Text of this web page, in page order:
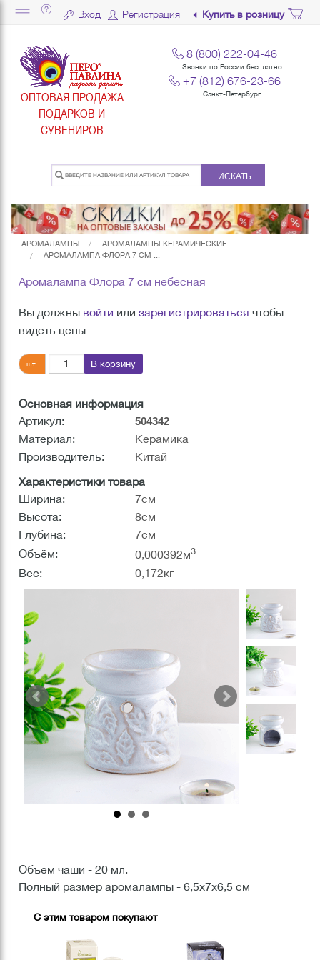
Вход Регистрация Купить в розницу
ОПТОВАЯ ПРОДАЖА
ПОДАРКОВ И
СУВЕНИРОВ
8 (800) 222-04-46
Звонки по России бесплатно
+7 (812) 676-23-66
Санкт-Петербург
ИСКАТЬ
АРОМАЛАМПЫ
АРОМАЛАМПЫ КЕРАМИЧЕСКИЕ
АРОМАЛАМПА ФЛОРА 7 СМ ...
Аромалампа Флора 7 см небесная
Вы должны войти или зарегистрироваться чтобы
видеть цены
шт. В корзину
Основная информация
Артикул:
504342
Материал:
Керамика
Производитель:
Китай
Характеристики товара
Ширина:
7см
Высота:
8см
Глубина:
7см
Объём:
0,000392м3
Вес: 0,172кг
Объем чаши - 20 мл.
Полный размер аромалампы - 6,5х7х6,5 см
С этим товаром покупают